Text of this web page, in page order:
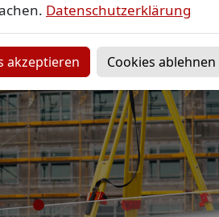
Datenschutzerklärung
akzeptieren Cookies ablehnen